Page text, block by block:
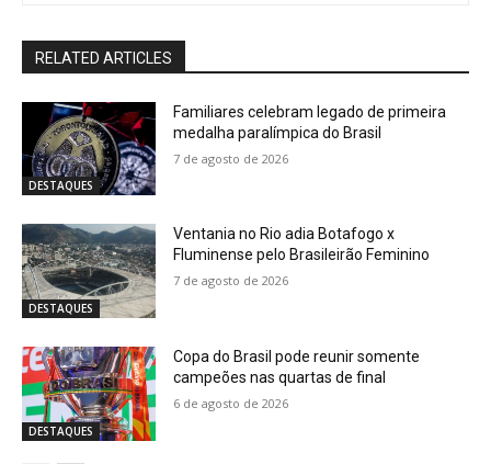
RELATED ARTICLES
DESTAQUES
Familiares celebram legado de primeira
medalha paralímpica do Brasil
7 de agosto de 2026
DESTAQUES
Ventania no Rio adia Botafogo x
Fluminense pelo Brasileirão Feminino
7 de agosto de 2026
DESTAQUES
Copa do Brasil pode reunir somente
campeões nas quartas de final
6 de agosto de 2026